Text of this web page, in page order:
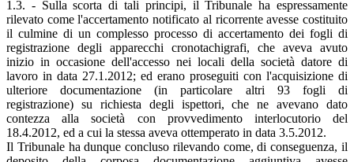
1.3. - Sulla scorta di tali principi, il Tribunale ha espressamente
rilevato come l'accertamento notificato al ricorrente avesse costituito
il culmine di un complesso processo di accertamento dei fogli di
registrazione degli apparecchi cronotachigrafi, che aveva avuto
inizio in occasione dell'accesso nei locali della società datore di
lavoro in data 27.1.2012; ed erano proseguiti con l'acquisizione di
ulteriore documentazione (in particolare altri 93 fogli di
registrazione) su richiesta degli ispettori, che ne avevano dato
contezza alla società con provvedimento interlocutorio del
18.4.2012, ed a cui la stessa aveva ottemperato in data 3.5.2012.
Il Tribunale ha dunque concluso rilevando come, di conseguenza, il